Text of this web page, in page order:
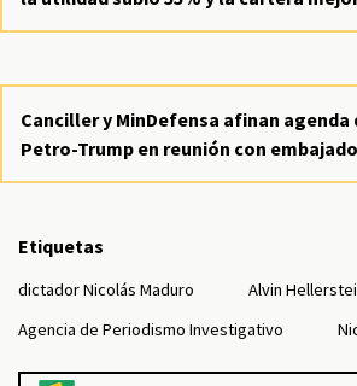
Canciller y MinDefensa afinan
Petro-Trump en reunión con
Etiquetas
dictador Nicolás Maduro Alvin
Agencia de Periodismo Investigativo